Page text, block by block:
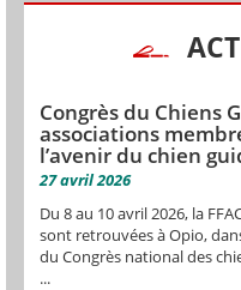
Congrès du Chiens
associations
l’avenir du chien
27 avril 2026
Du 8 au 10 avril 2026, la
sont retrouvées à Opio,
du Congrès national des
...